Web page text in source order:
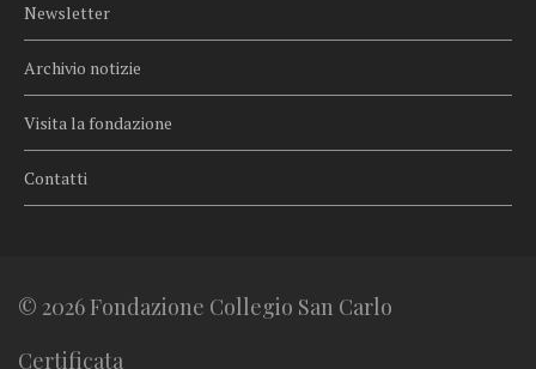
Newsletter
Archivio notizie
Visita la fondazione
Contatti
© 2026 Fondazione Collegio San Carlo
Certificata